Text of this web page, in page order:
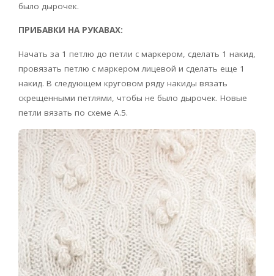
было дырочек.
ПРИБАВКИ НА РУКАВАХ:
Начать за 1 петлю до петли с маркером, сделать 1 накид,
провязать петлю с маркером лицевой и сделать еще 1
накид. В следующем круговом ряду накиды вязать
скрещенными петлями, чтобы не было дырочек. Новые
петли вязать по схеме А.5.